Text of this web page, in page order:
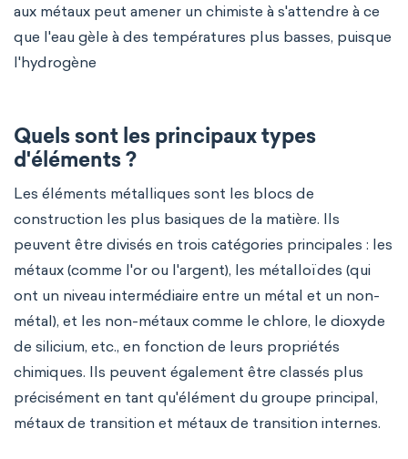
aux métaux peut amener un chimiste à s'attendre à ce
que l'eau gèle à des températures plus basses, puisque
l'hydrogène
Quels sont les principaux types
d'éléments ?
Les éléments métalliques sont les blocs de
construction les plus basiques de la matière. Ils
peuvent être divisés en trois catégories principales : les
métaux (comme l'or ou l'argent), les métalloïdes (qui
ont un niveau intermédiaire entre un métal et un non-
métal), et les non-métaux comme le chlore, le dioxyde
de silicium, etc., en fonction de leurs propriétés
chimiques. Ils peuvent également être classés plus
précisément en tant qu'élément du groupe principal,
métaux de transition et métaux de transition internes.